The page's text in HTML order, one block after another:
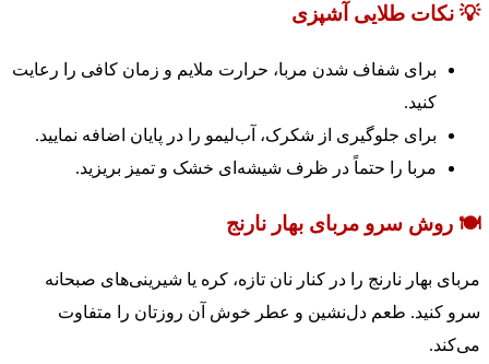
💡 نکات طلایی آشپزی
برای شفاف شدن مربا، حرارت ملایم و زمان کافی را رعایت
کنید.
برای جلوگیری از شکرک، آب‌لیمو را در پایان اضافه نمایید.
مربا را حتماً در ظرف شیشه‌ای خشک و تمیز بریزید.
🍽️ روش سرو مربای بهار نارنج
مربای بهار نارنج را در کنار نان تازه، کره یا شیرینی‌های صبحانه
سرو کنید. طعم دل‌نشین و عطر خوش آن روزتان را متفاوت
می‌کند.